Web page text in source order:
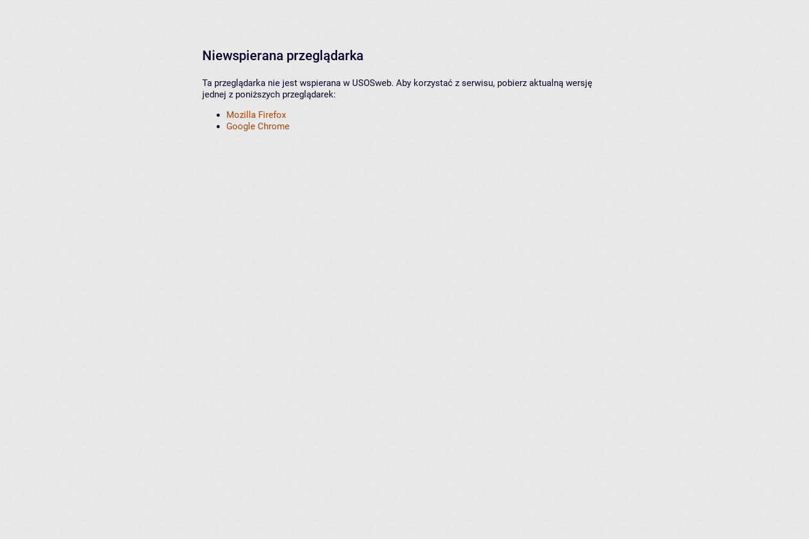
Niewspierana przeglądarka
Ta przeglądarka nie jest wspierana w USOSweb. Aby korzystać z serwisu, pobierz aktualną wersję
jednej z poniższych przeglądarek:
Mozilla Firefox
Google Chrome